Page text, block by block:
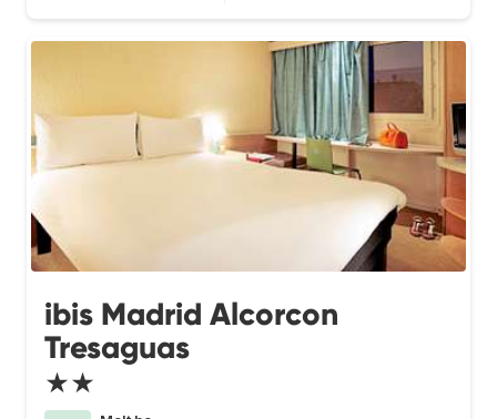
ibis Madrid Alcorcon
Tresaguas
★★